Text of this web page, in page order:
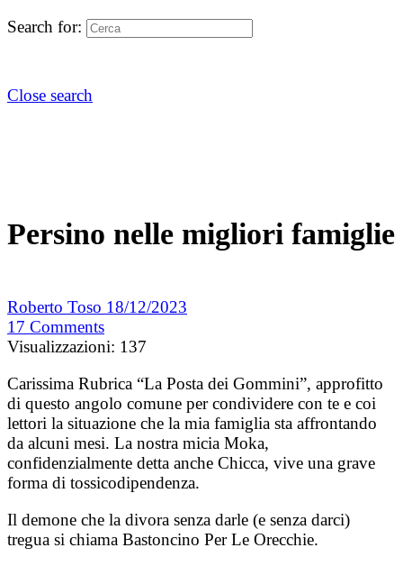
Search for:
Close search
Persino nelle migliori famiglie
Roberto Toso 18/12/2023
17 Comments
Visualizzazioni: 137
Carissima Rubrica “La Posta dei Gommini”, approfitto
di questo angolo comune per condividere con te e coi
lettori la situazione che la mia famiglia sta affrontando
da alcuni mesi. La nostra micia Moka,
confidenzialmente detta anche Chicca, vive una grave
forma di tossicodipendenza.
Il demone che la divora senza darle (e senza darci)
tregua si chiama Bastoncino Per Le Orecchie.